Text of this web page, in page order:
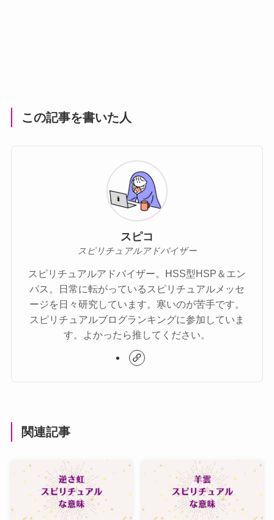
この記事を書いた人
スピコ
スピリチュアルアドバイザー
スピリチュアルアドバイザー。HSS型HSP＆エン
パス。日常に転がっているスピリチュアルメッセ
ージを日々研究しています。寒いのが苦手です。
スピリチュアルブログランキングに参加していま
す。よかったら推してください。
関連記事